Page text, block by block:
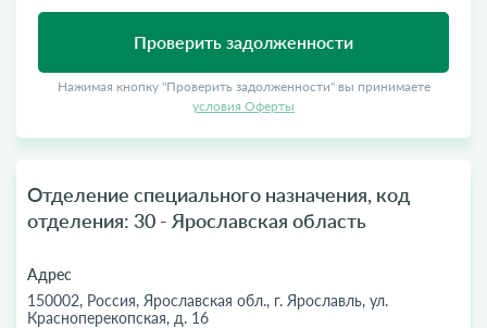
Проверить задолженности
Нажимая кнопку "Проверить задолженности" вы принимаете
условия Оферты
Отделение специального назначения, код
отделения: 30 - Ярославская область
Адрес
150002, Россия, Ярославская обл., г. Ярославль, ул.
Красноперекопская, д. 16